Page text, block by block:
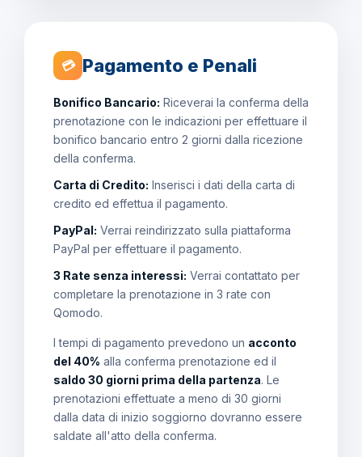
💳 Pagamento e Penali
Bonifico Bancario: Riceverai la conferma della
prenotazione con le indicazioni per effettuare il
bonifico bancario entro 2 giorni dalla ricezione
della conferma.
Carta di Credito: Inserisci i dati della carta di
credito ed effettua il pagamento.
PayPal: Verrai reindirizzato sulla piattaforma
PayPal per effettuare il pagamento.
3 Rate senza interessi: Verrai contattato per
completare la prenotazione in 3 rate con
Qomodo.
I tempi di pagamento prevedono un acconto
del 40% alla conferma prenotazione ed il
saldo 30 giorni prima della partenza. Le
prenotazioni effettuate a meno di 30 giorni
dalla data di inizio soggiorno dovranno essere
saldate all'atto della conferma.